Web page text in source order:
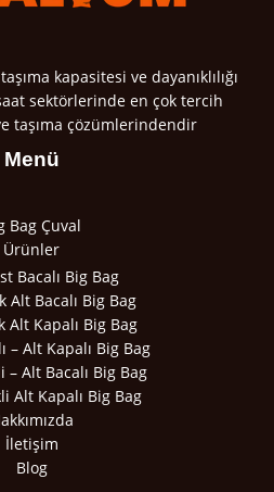
kapasitesi ve dayanıklılığı
sektörlerinde en çok tercih
taşıma çözümlerindendir
Menü
Bag Çuval
Ürünler
Bacalı Big Bag
Alt Bacalı Big Bag
Alt Kapalı Big Bag
– Alt Kapalı Big Bag
– Alt Bacalı Big Bag
Alt Kapalı Big Bag
İletişim
Blog